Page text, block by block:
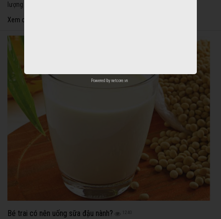
lượng một ngày (3-4g lipid/kg cân nặng).
Xem chi tiết
Bé trai có nên uống sữa đậu nành? 1240
Powered by netcore.vn